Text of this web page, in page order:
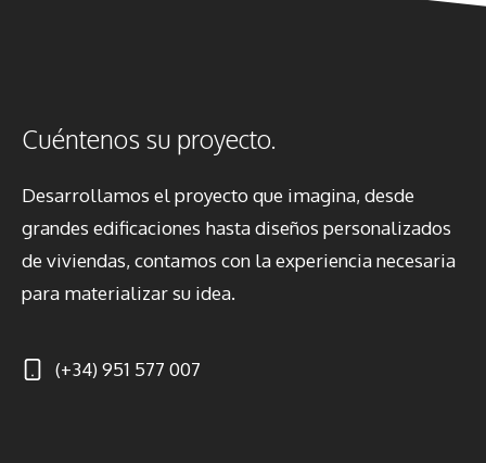
Cuéntenos su proyecto.
Desarrollamos el proyecto que imagina, desde
grandes edificaciones hasta diseños personalizados
de viviendas, contamos con la experiencia necesaria
para materializar su idea.
(+34) 951 577 007